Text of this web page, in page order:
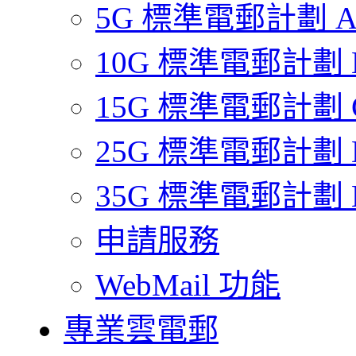
5G 標準電郵計劃
10G 標準電郵計劃
15G 標準電郵計劃
25G 標準電郵計劃
35G 標準電郵計劃
申請服務
WebMail 功能
專業雲電郵